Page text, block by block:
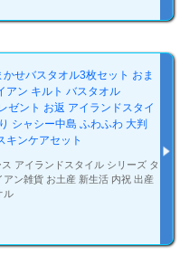
せバスタオル3枚セット おま
アン キルト バスタオル
ゼント お返 アイランドスタイ
シャシー中島 ふわふわ 大判
キンケアセット
アイランドスタイル シリーズ タ
ン雑貨 お土産 新生活 内祝 出産
ル